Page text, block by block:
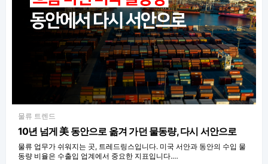
물류 트렌드
10년 넘게 美 동안으로 옮겨 가던 물동량, 다시 서안으로
물류 업무가 쉬워지는 곳, 트레드링스입니다. 미국 서안과 동안의 수입 물
동량 비율은 수출입 업계에서 중요한 지표입니다.…